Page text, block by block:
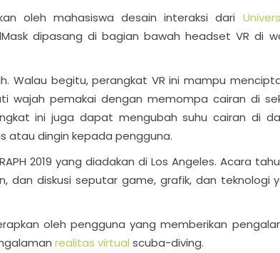
oleh mahasiswa desain interaksi dari
dipasang di bagian bawah headset VR di
Walau begitu, perangkat VR ini mampu
wajah pemakai dengan memompa cairan di
ini juga dapat mengubah suhu cairan di
atau dingin kepada pengguna.
2019 yang diadakan di Los Angeles. Acara
dan diskusi seputar game, grafik, dan teknologi
oleh pengguna yang memberikan
realitas virtual scuba-diving.